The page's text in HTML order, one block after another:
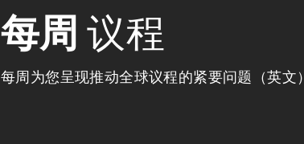
每周 议程
每周为您呈现推动全球议程的紧要问题（英文）